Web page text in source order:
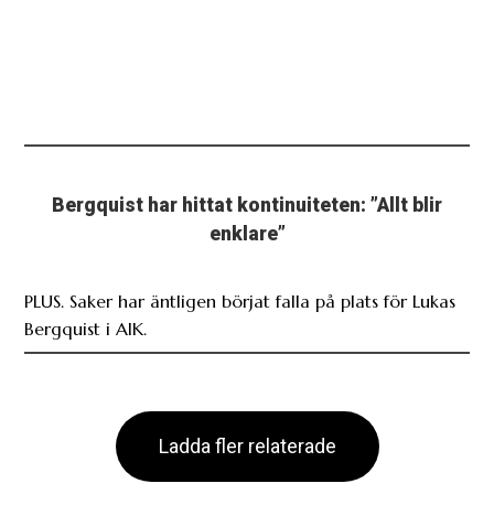
Bergquist har hittat kontinuiteten: ”Allt blir
enklare”
PLUS. Saker har äntligen börjat falla på plats för Lukas
Bergquist i AIK.
Ladda fler relaterade